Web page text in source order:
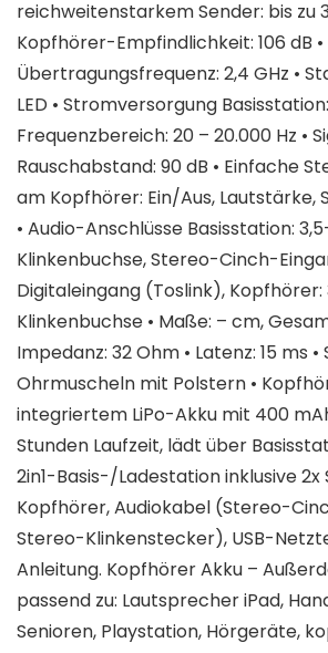
reichweitenstarkem Sender: bis zu
Kopfhörer-Empfindlichkeit: 106 dB •
Übertragungsfrequenz: 2,4 GHz •
LED • Stromversorgung
Frequenzbereich: 20 – 20.000 Hz •
Rauschabstand: 90 dB • Einfache
am Kopfhörer: Ein/Aus, Lautstärke,
• Audio-Anschlüsse Basisstation:
Klinkenbuchse, Stereo-Cinch-
Digitaleingang (Toslink),
Klinkenbuchse • Maße: – cm,
Impedanz: 32 Ohm • Latenz: 15 ms
Ohrmuscheln mit Polstern •
integriertem LiPo-Akku mit 400
Stunden Laufzeit, lädt über
2in1-Basis-/Ladestation inklusive
Kopfhörer, Audiokabel (Stereo-
Stereo-Klinkenstecker), USB-
Anleitung. Kopfhörer Akku –
passend zu: Lautsprecher iPad,
Senioren, Playstation, Hörgeräte,